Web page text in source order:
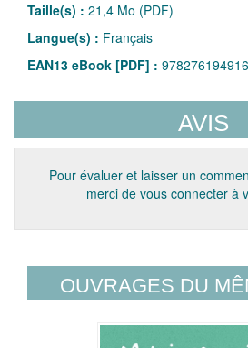
Taille(s) : 21,4 Mo (PDF)
Langue(s) : Français
EAN13 eBook [PDF] :
AVIS
Pour évaluer et laisser un
merci de vous connecter à
OUVRAGES DU